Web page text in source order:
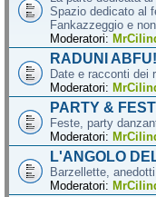
Spazio dedicato al
Fankazzeggio e non
Moderatori:
RADUNI
Date e racconti dei
Moderatori:
PARTY &
Feste, party
Moderatori:
L'ANGOLO
Barzellette,
Moderatori: